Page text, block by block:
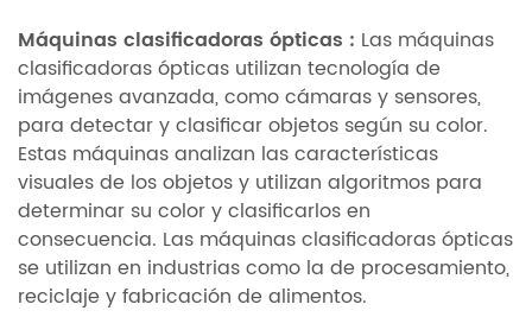
Máquinas clasificadoras ópticas : Las máquinas
clasificadoras ópticas utilizan tecnología de
imágenes avanzada, como cámaras y sensores,
para detectar y clasificar objetos según su color.
Estas máquinas analizan las características
visuales de los objetos y utilizan algoritmos para
determinar su color y clasificarlos en
consecuencia. Las máquinas clasificadoras ópticas
se utilizan en industrias como la de procesamiento,
reciclaje y fabricación de alimentos.